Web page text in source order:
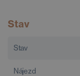
Stav
Stav
Nájezd